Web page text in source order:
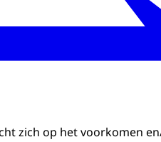
zich op het voorkomen